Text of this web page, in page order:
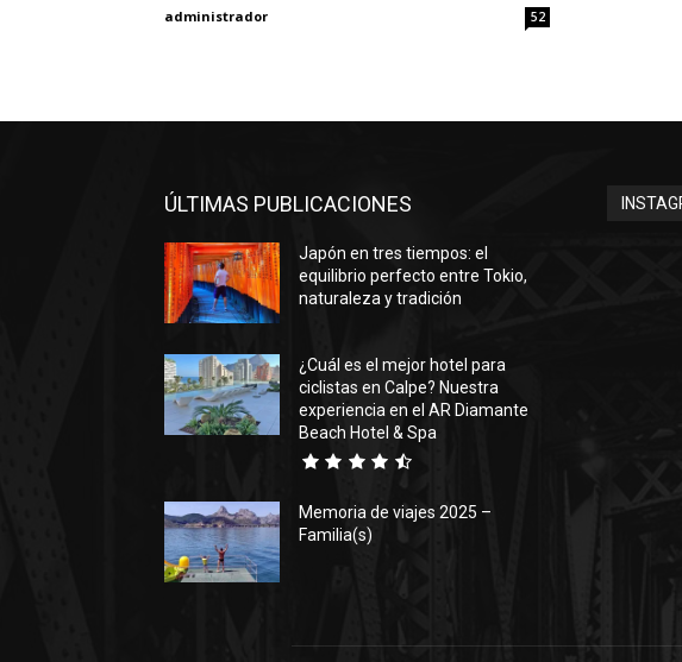
administrador 52
ÚLTIMAS PUBLICACIONES
Japón en tres tiempos: el
equilibrio perfecto entre Tokio,
naturaleza y tradición
¿Cuál es el mejor hotel para
ciclistas en Calpe? Nuestra
experiencia en el AR Diamante
Beach Hotel & Spa
Memoria de viajes 2025 –
Familia(s)